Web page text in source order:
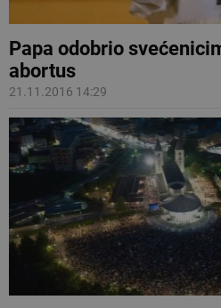
Papa odobrio
abortus
21.11.2016 14:29